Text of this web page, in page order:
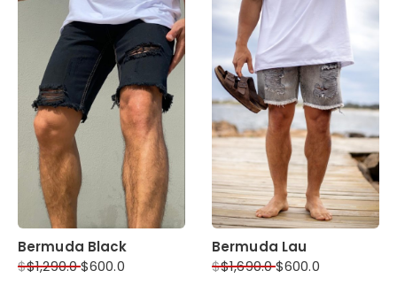
Bermuda Black
$$1,290.0$600.0
Bermuda Lau
$$1,690.0$600.0